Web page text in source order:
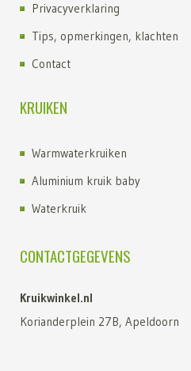
Privacyverklaring
Tips, opmerkingen, klachten
Contact
KRUIKEN
Warmwaterkruiken
Aluminium kruik baby
Waterkruik
Kruiken
Kruik met fleece hoes
Fashy kruik
CONTACTGEGEVENS
Kruikwinkel.nl
Korianderplein 27B, Apeldoorn